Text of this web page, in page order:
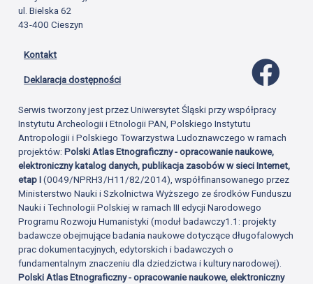
ul. Bielska 62
43-400 Cieszyn
Kontakt
Deklaracja dostępności
Serwis tworzony jest przez Uniwersytet Śląski przy współpracy
Instytutu Archeologii i Etnologii PAN, Polskiego Instytutu
Antropologii i Polskiego Towarzystwa Ludoznawczego w ramach
projektów:Polski Atlas Etnograficzny - opracowanie naukowe,
elektroniczny katalog danych, publikacja zasobów w sieci Internet,
etap I(0049/NPRH3/H11/82/2014), współfinansowanego przez
Ministerstwo Nauki i Szkolnictwa Wyższego ze środków Funduszu
Nauki i Technologii Polskiej w ramach III edycji Narodowego
Programu Rozwoju Humanistyki (moduł badawczy1.1: projekty
badawcze obejmujące badania naukowe dotyczące długofalowych
prac dokumentacyjnych, edytorskich i badawczych o
fundamentalnym znaczeniu dla dziedzictwa i kultury narodowej).
Polski Atlas Etnograficzny - opracowanie naukowe, elektroniczny